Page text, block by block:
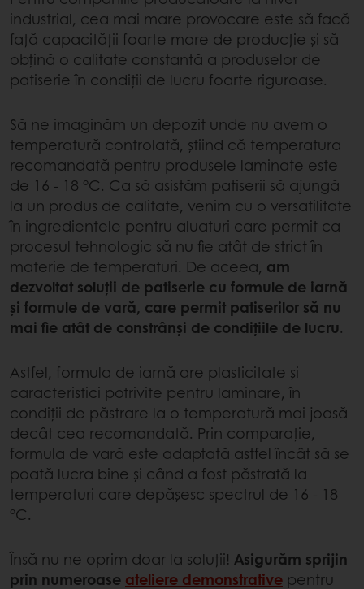
industrial, cea mai mare provocare este să facă
față capacității foarte mare de producție și să
obțină o calitate constantă a produselor de
patiserie în condiții de lucru foarte riguroase.
Să ne imaginăm un depozit unde nu avem o
temperatură controlată, știind că temperatura
recomandată pentru produsele laminate este
de 16 - 18 °C. Ca să asistăm patiserii să ajungă
la un produs de calitate, venim cu o versatilitate
în ingredientele pentru aluaturi care permit ca
procesul tehnologic să nu fie atât de strict în
materie de temperaturi. De aceea, am
dezvoltat soluții de patiserie cu formule de iarnă
și formule de vară, care permit patiserilor să nu
mai fie atât de constrânși de condițiile de lucru.
Astfel, formula de iarnă are plasticitate și
caracteristici potrivite pentru laminare, în
condiții de păstrare la o temperatură mai joasă
decât cea recomandată. Prin comparație,
formula de vară este adaptată astfel încât să se
poată lucra bine și când a fost păstrată la
temperaturi care depășesc spectrul de 16 - 18
°C.
Însă nu ne oprim doar la soluții! Asigurăm sprijin
prin numeroase ateliere demonstrative pentru